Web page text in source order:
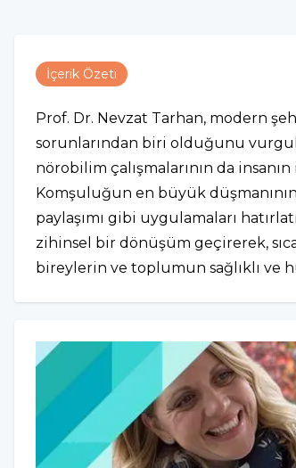
İçerik Özeti
Prof. Dr. Nevzat Tarhan, modern
sorunlarından biri olduğunu
nörobilim çalışmalarının da
Komşuluğun en büyük
paylaşımı gibi uygulamaları
zihinsel bir dönüşüm geçirerek,
bireylerin ve toplumun sağlıklı ve